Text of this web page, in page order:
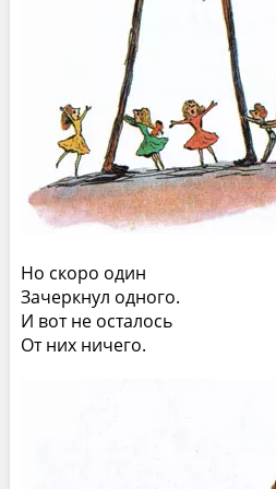
Но скоро один
Зачеркнул одного.
И вот не осталось
От них ничего.